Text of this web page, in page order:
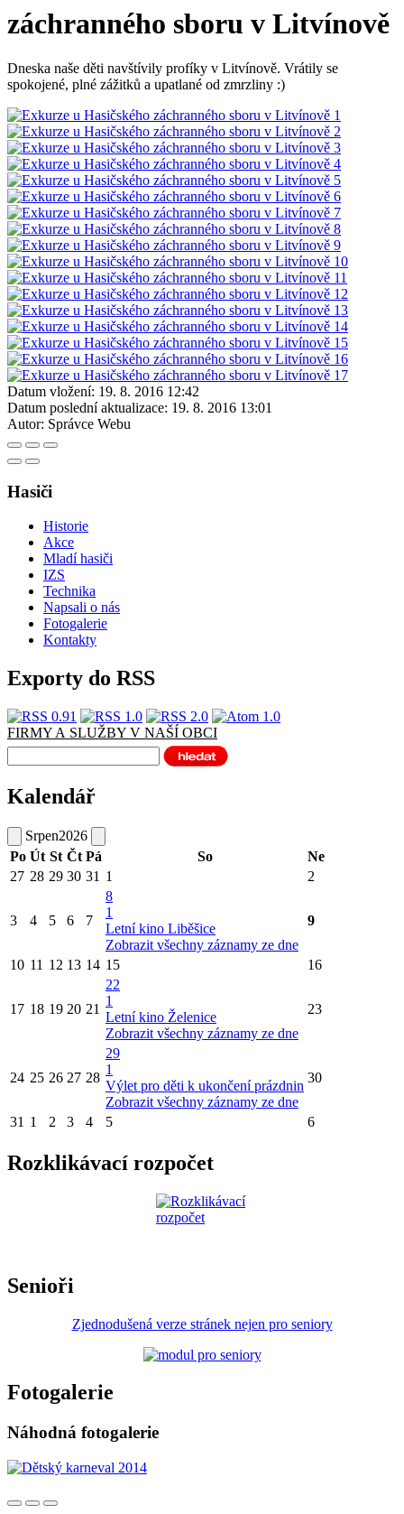
záchranného sboru v Litvínově
Dneska naše děti navštívily profíky v Litvínově. Vrátily se
spokojené, plné zážitků a upatlané od zmrzliny :)
Datum vložení: 19. 8. 2016 12:42
Datum poslední aktualizace: 19. 8. 2016 13:01
Autor: Správce Webu
Hasiči
Historie
Akce
Mladí hasiči
IZS
Technika
Napsali o nás
Fotogalerie
Kontakty
Exporty do RSS
FIRMY A SLUŽBY V NAŠÍ OBCI
Kalendář
Srpen2026
Po Út St Čt Pá So
Ne
27 28 29 30 31 1 2
3 4 5 6 7
8
1
Letní kino Liběšice
Zobrazit všechny záznamy ze dne
9
10 11 12 13 14 15 16
17 18 19 20 21
22
1
Letní kino Želenice
Zobrazit všechny záznamy ze dne
23
24 25 26 27 28
29
1
Výlet pro děti k ukončení prázdnin
Zobrazit všechny záznamy ze dne
30
31 1 2 3 4 5 6
Rozklikávací rozpočet
Senioři
Zjednodušená verze stránek nejen pro seniory
Fotogalerie
Náhodná fotogalerie